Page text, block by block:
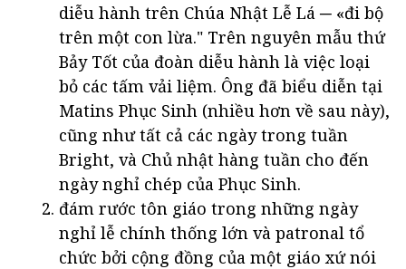
diễu hành trên Chúa Nhật Lễ Lá ─ «đi bộ
trên một con lừa." Trên nguyên mẫu thứ
Bảy Tốt của đoàn diễu hành là việc loại
bỏ các tấm vải liệm. Ông đã biểu diễn tại
Matins Phục Sinh (nhiều hơn về sau này),
cũng như tất cả các ngày trong tuần
Bright, và Chủ nhật hàng tuần cho đến
ngày nghỉ chép của Phục Sinh.
đám rước tôn giáo trong những ngày
nghỉ lễ chính thống lớn và patronal tổ
chức bởi cộng đồng của một giáo xứ nói